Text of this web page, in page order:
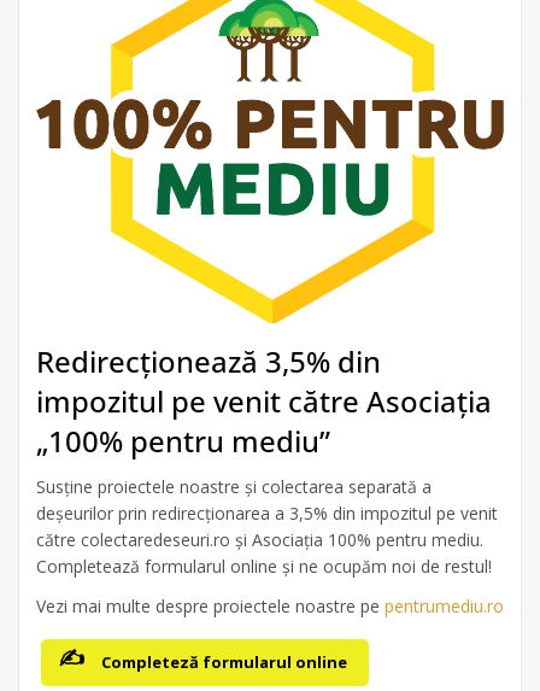
Redirecționează 3,5% din
impozitul pe venit către Asociația
„100% pentru mediu”
Susține proiectele noastre și colectarea separată a
deșeurilor prin redirecționarea a 3,5% din impozitul pe venit
către colectaredeseuri.ro și Asociația 100% pentru mediu.
Completează formularul online și ne ocupăm noi de restul!
Vezi mai multe despre proiectele noastre pe pentrumediu.ro
Completeză formularul online